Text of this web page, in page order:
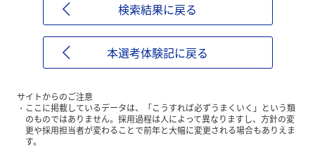
検索結果に戻る
本選考体験記に戻る
サイトからのご注意
ここに掲載しているデータは、「こうすれば必ずうまくいく」という類
のものではありません。採用過程は人によって異なりますし、方針の変
更や採用担当者が変わることで前年と大幅に変更される場合もありえま
す。